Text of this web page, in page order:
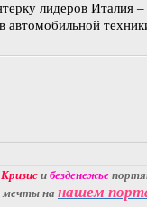
лидеров Италия –
автомобильной
Кризис и безденежье
мечты на нашем